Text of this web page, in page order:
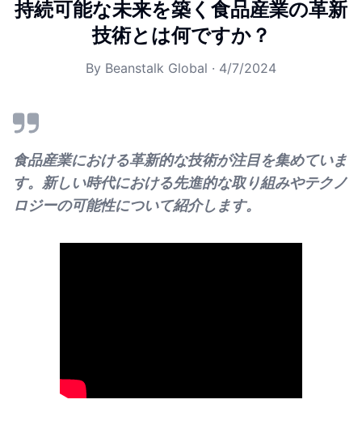
持続可能な未来を築く食品産業の革新
技術とは何ですか？
By Beanstalk Global · 4/7/2024
食品産業における革新的な技術が注目を集めていま
す。新しい時代における先進的な取り組みやテクノ
ロジーの可能性について紹介します。